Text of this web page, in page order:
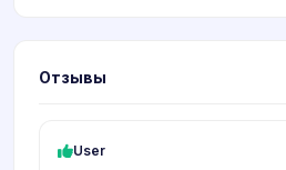
Отзывы
User